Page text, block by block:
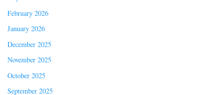
February 2026
January 2026
December 2025
November 2025
October 2025
September 2025